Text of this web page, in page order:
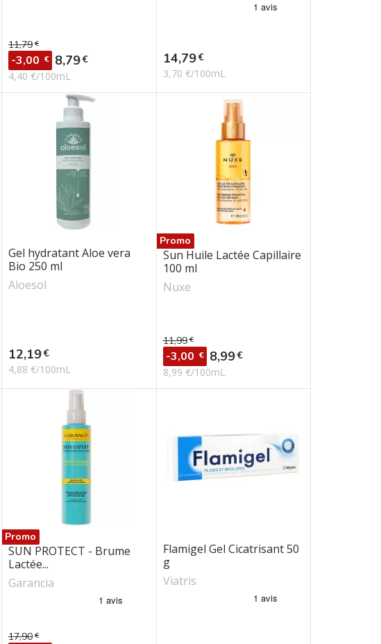
Prix de base
11,79 €
-3,00 € Prix
8,79€
4,40 €/100mL
Prix
14,79€
3,70 €/100mL
Gel hydratant Aloe vera
Bio 250 ml
Aloesol
Prix
12,19€
4,88 €/100mL
Promo
Sun Huile Lactée Capillaire
100 ml
Nuxe
Prix de base
11,99 €
-3,00 € Prix
8,99€
8,99 €/100mL
Promo
SUN PROTECT - Brume
Lactée...
Garancia
Prix de base
17,90 €
Flamigel Gel Cicatrisant 50
g
Viatris